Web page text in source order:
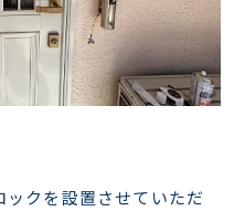
クを設置させていただ